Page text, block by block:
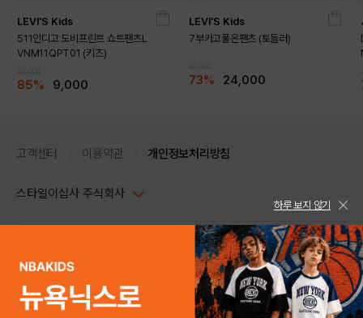
LEVI'S Kids
511인디고 도비프린트 쇼트팬츠L
VNM11QPT01 (키즈)
85% 9,000
LEVI'S Kids
7부카고풀온팬츠 (토들러)
73% 24,000
고객센터 이용약관 개인정보처리방침
스타일이십사 주식회사
주소 : 서울시 강남구 논현로 633, 6층 (논현동, 한세엠케이빌딩)
사업자등록번호 : 116-81-32499
통신판매업신고번호 : 제 2024-서울강남-04239
스타일24 고객센터 1544-5336
평일 09:00~ 18:00 (토/일/공휴일 휴무)
help Email : help@style24.com
하루 보지 않기